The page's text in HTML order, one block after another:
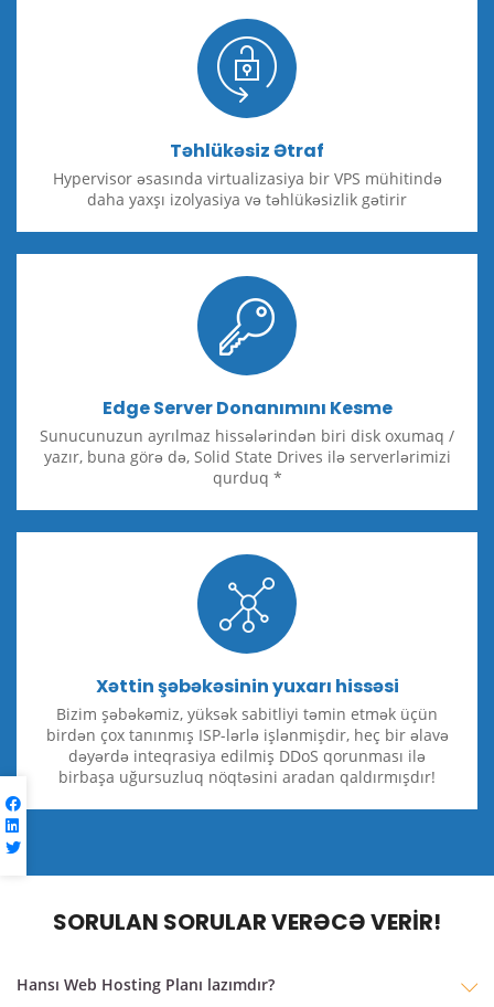
Təhlükəsiz Ətraf
Hypervisor əsasında virtualizasiya bir VPS mühitində
daha yaxşı izolyasiya və təhlükəsizlik gətirir
Edge Server Donanımını Kesme
Sunucunuzun ayrılmaz hissələrindən biri disk oxumaq /
yazır, buna görə də, Solid State Drives ilə serverlərimizi
qurduq *
Xəttin şəbəkəsinin yuxarı hissəsi
Bizim şəbəkəmiz, yüksək sabitliyi təmin etmək üçün
birdən çox tanınmış ISP-lərlə işlənmişdir, heç bir əlavə
dəyərdə inteqrasiya edilmiş DDoS qorunması ilə
birbaşa uğursuzluq nöqtəsini aradan qaldırmışdır!
SORULAN SORULAR VERƏCƏ VERİR!
Hansı Web Hosting Planı lazımdır?